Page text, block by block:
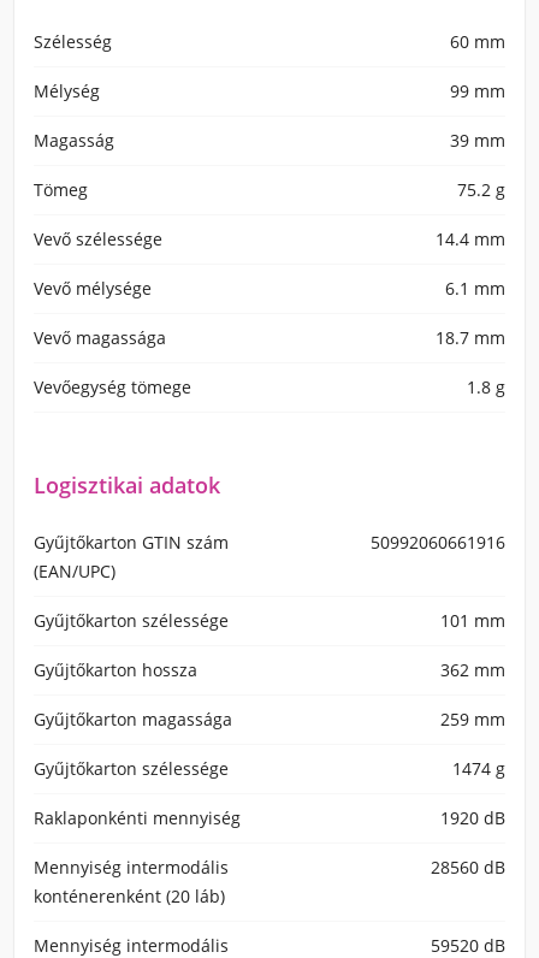
Szélesség 60 mm
Mélység 99 mm
Magasság 39 mm
Tömeg 75.2 g
Vevő szélessége 14.4 mm
Vevő mélysége 6.1 mm
Vevő magassága 18.7 mm
Vevőegység tömege 1.8 g
Logisztikai adatok
Gyűjtőkarton GTIN szám
(EAN/UPC)
50992060661916
Gyűjtőkarton szélessége 101 mm
Gyűjtőkarton hossza 362 mm
Gyűjtőkarton magassága 259 mm
Gyűjtőkarton szélessége 1474 g
Raklaponkénti mennyiség 1920 dB
Mennyiség intermodális
konténerenként (20 láb)
28560 dB
Mennyiség intermodális
59520 dB